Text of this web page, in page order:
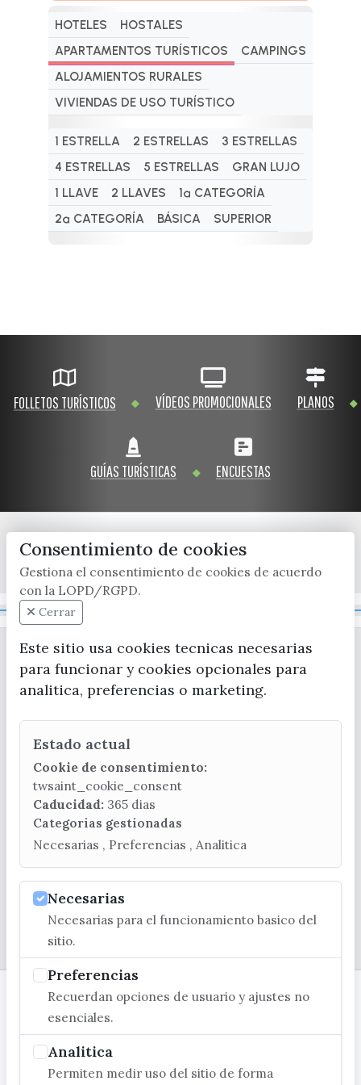
HOTELES
HOSTALES
APARTAMENTOS TURÍSTICOS
CAMPINGS
ALOJAMIENTOS RURALES
VIVIENDAS DE USO TURÍSTICO
1 ESTRELLA 2 ESTRELLAS
3 ESTRELLAS
4 ESTRELLAS
5 ESTRELLAS
GRAN LUJO
1 LLAVE
2 LLAVES
1ª CATEGORÍA
2ª CATEGORÍA
BÁSICA SUPERIOR
FOLLETOS TURÍSTICOS VÍDEOS PROMOCIONALES PLANOS
GUÍAS TURÍSTICAS ENCUESTAS
x / twitter facebook youtube instagram
CONTACTA CON LA OFICINA DE TURISMO
(+34) 952 541 104
turismo@velezmalaga.es
C/ Poniente, 2. CP 29740 - Torre del Mar
Consentimiento de cookies
Gestiona el consentimiento de cookies de acuerdo
con la LOPD/RGPD.
Cerrar
Este sitio usa cookies tecnicas necesarias
para funcionar y cookies opcionales para
analitica, preferencias o marketing.
Estado actual
Cookie de consentimiento:
twsaint_cookie_consent
Caducidad: 365 dias
Categorias gestionadas
Necesarias , Preferencias , Analitica
Necesarias
Necesarias para el funcionamiento basico del
sitio.
Preferencias
Recuerdan opciones de usuario y ajustes no
esenciales.
Analitica
Permiten medir uso del sitio de forma